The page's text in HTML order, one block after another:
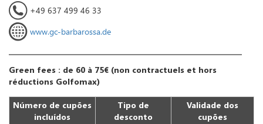
+49 637 499 46 33
www.gc-barbarossa.de
Green fees : de 60 à 75€ (non contractuels et hors
réductions Golfomax)
Número de cupões
incluídos
Tipo de
desconto
Validade dos
cupões